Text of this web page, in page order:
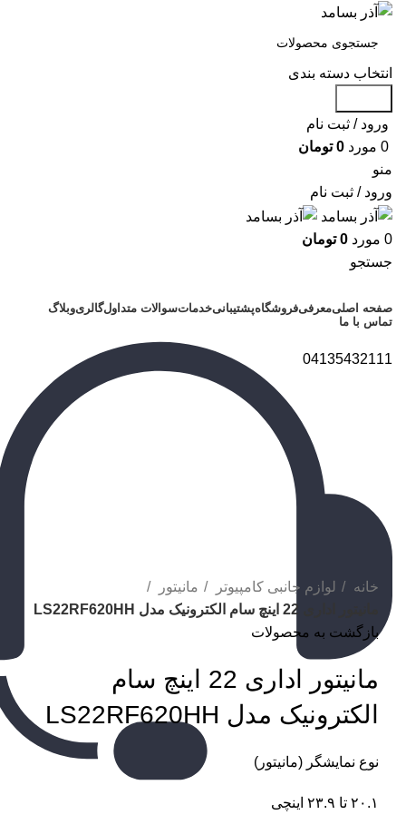
انتخاب دسته بندی
ورود / ثبت نام
0 مورد 0 تومان
منو
ورود / ثبت نام
0 مورد 0 تومان
جستجو
صفحه اصلیمعرفیفروشگاهپشتیبانیخدماتسوالات متداولگالریوبلاگ
تماس با ما
04135432111
برای بزرگنمایی کلیک کنید
خانه لوازم جانبی کامپیوتر
مانیتور
بازگشت به محصولات
مانیتور اداری 22 اینچ سام
الکترونیک مدل LS22RF620HH
نوع نمایشگر (مانیتور)
۲۰.۱ تا ۲۳.۹ اینچی